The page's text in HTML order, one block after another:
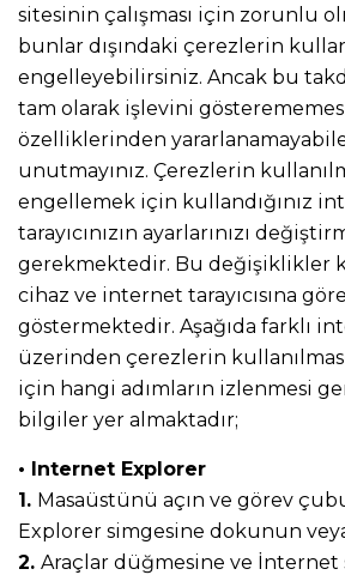
sitesinin çalışması için zorunlu
bunlar dışındaki çerezlerin
engelleyebilirsiniz. Ancak bu
tam olarak işlevini
özelliklerinden
unutmayınız. Çerezlerin
engellemek için kullandığınız
tarayıcınızın ayarlarınızı
gerekmektedir. Bu değişiklikler
cihaz ve internet tarayıcısına
göstermektedir. Aşağıda farklı
üzerinden çerezlerin
için hangi adımların izlenmesi
bilgiler yer almaktadır;
• Internet Explorer
1. Masaüstünü açın ve görev
Explorer simgesine dokunun
2. Araçlar düğmesine ve İnternet